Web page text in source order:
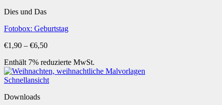
Dies und Das
Fotobox: Geburtstag
€1,90 – €6,50Preisspanne:
bis
€6,50
Enthält 7% reduzierte MwSt.
Schnellansicht
Downloads